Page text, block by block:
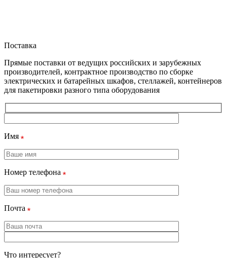
Поставка
Прямые поставки от ведущих российских и зарубежных
производителей, контрактное производство по сборке
электрических и батарейных шкафов, стеллажей, контейнеров
для пакетировки разного типа оборудования
Имя
Номер телефона
Почта
Что интересует?